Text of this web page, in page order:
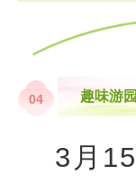
04 趣味游
3月